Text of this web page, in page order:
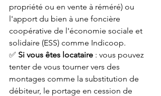
propriété ou en vente à réméré) ou
l'apport du bien à une foncière
coopérative de l'économie sociale et
solidaire (ESS) comme Indicoop.
✅ Si vous êtes locataire : vous pouvez
tenter de vous tourner vers des
montages comme la substitution de
débiteur, le portage en cession de